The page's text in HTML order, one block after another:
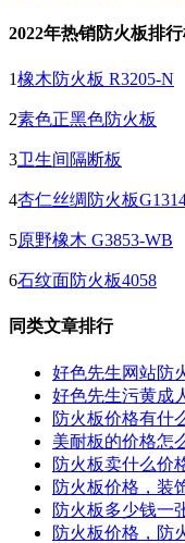
2022年热销防火板排
1橡木防火板 R3205-N
2素色正黑色防火板
3卫生间隔断板
4杏仁丝绸防火板
5原野橡木 G3853-WB
6石纹面防火板4058
同类文章排行
好色先生网站防
好色先生污黄成
防火板价格有什么
美耐板的价格怎么
防火板卖什么价格
防火板价格，
防火板多少钱一张
防火板价格，防